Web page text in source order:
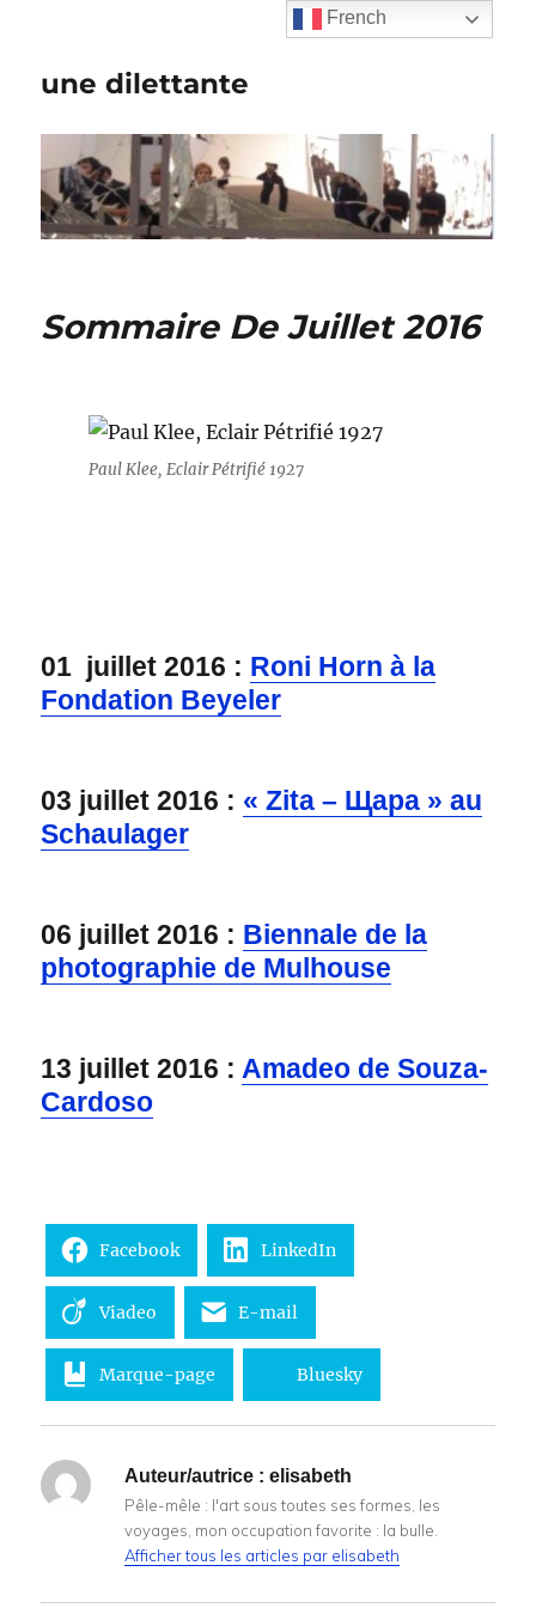
une dilettante
Sommaire De Juillet 2016
Paul Klee, Eclair Pétrifié 1927
01 juillet 2016 : Roni Horn à la
Fondation Beyeler
03 juillet 2016 : « Zita – Щара » au
Schaulager
06 juillet 2016 : Biennale de la
photographie de Mulhouse
13 juillet 2016 : Amadeo de Souza-
Cardoso
Facebook LinkedIn
Viadeo E-mail
Marque-page Bluesky
Auteur/autrice : elisabeth
Pêle-mêle : l'art sous toutes ses formes, les
voyages, mon occupation favorite : la bulle.
Afficher tous les articles par elisabeth
French